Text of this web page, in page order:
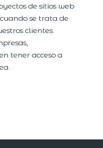
de sitios web
se trata de
clientes.
tener acceso a